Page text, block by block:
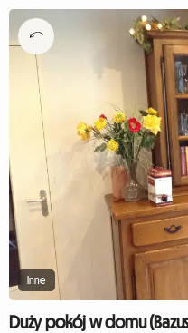
Inne
Duży pokój w domu